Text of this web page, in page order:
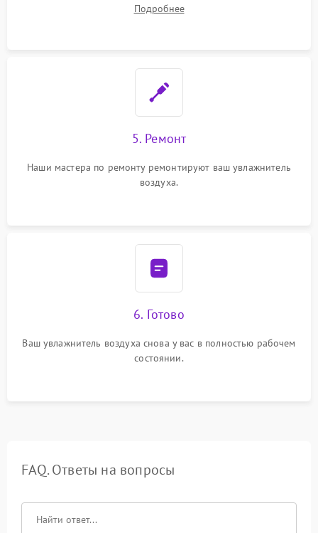
Подробнее
5. Ремонт
Наши мастера по ремонту ремонтируют ваш увлажнитель
воздуха.
6. Готово
Ваш увлажнитель воздуха снова у вас в полностью рабочем
состоянии.
FAQ. Ответы на вопросы